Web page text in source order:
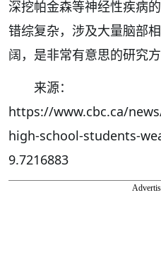
深挖帕金森等神经性疾病
错综复杂，涉及大量脑部
阔，是非常有意思的研究
来源：
https://www.cbc.ca/
high-school-students-
9.7216883